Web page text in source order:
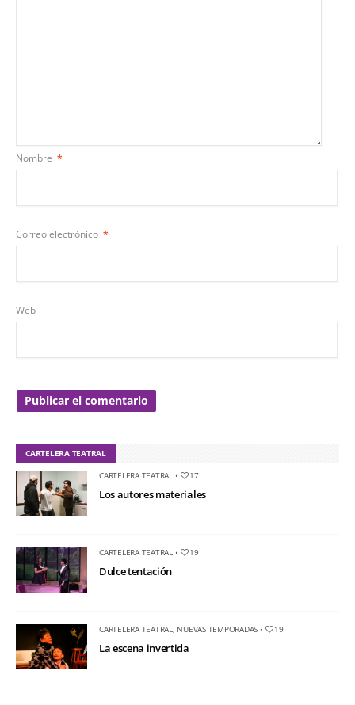
Nombre *
Correo electrónico *
Web
CARTELERA TEATRAL
CARTELERA TEATRAL• 17
Los autores materiales
CARTELERA TEATRAL• 19
Dulce tentación
CARTELERA TEATRAL, NUEVAS TEMPORADAS • 19
La escena invertida